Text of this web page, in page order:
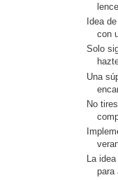
Idea
con
Solo
Una
No
La
para